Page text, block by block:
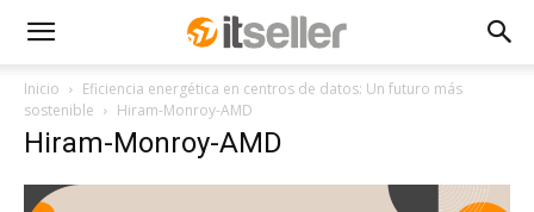
Inicio
Eficiencia energética en centros de datos: Un futuro más
sostenible
Hiram-Monroy-AMD
Hiram-Monroy-AMD